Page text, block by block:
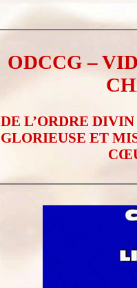
ODCCG –
DE L’ORDRE
GLORIEUSE ET